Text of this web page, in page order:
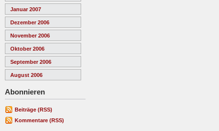
Januar 2007
Dezember 2006
November 2006
Oktober 2006
September 2006
August 2006
Abonnieren
Beiträge (RSS)
Kommentare (RSS)